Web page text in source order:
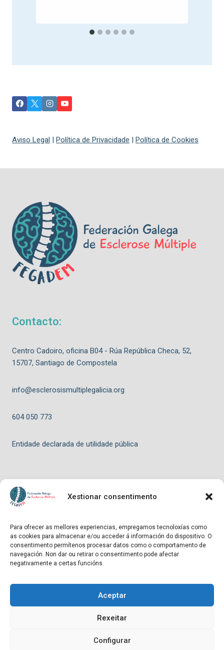
Xestionar consentimento
Para ofrecer as mellores experiencias, empregamos tecnoloxías como
as cookies para almacenar e/ou acceder á información do dispositivo. O
consentimento permítenos procesar datos como o comportamento de
navegación. Non dar ou retirar o consentimento pode afectar
negativamente a certas funcións.
Aceptar
Rexeitar
Configurar
Aviso Legal | Política de Privacidade | Política de Cookies
Contacto:
Centro Cadoiro, oficina B04 - Rúa República Checa, 52,
15707, Santiago de Compostela
info@esclerosismultiplegalicia.org
604 050 773
Entidade declarada de utilidade pública
Hosting patrocinado por
Entidade declarada de utilidade pública